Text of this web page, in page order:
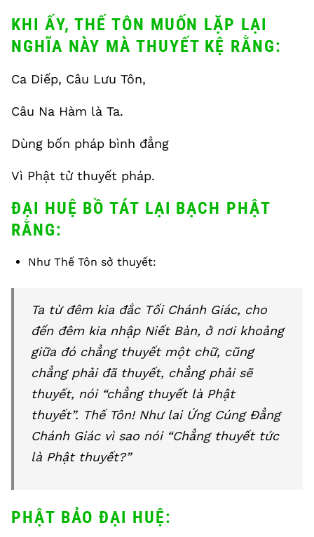
KHI ẤY, THẾ TÔN MUỐN LẶP LẠI
NGHĨA NÀY MÀ THUYẾT KỆ RẰNG:
Ca Diếp, Câu Lưu Tôn,
Câu Na Hàm là Ta.
Dùng bốn pháp bình đẳng
Vì Phật tử thuyết pháp.
ĐẠI HUỆ BỒ TÁT LẠI BẠCH PHẬT
RẰNG:
Như Thế Tôn sở thuyết:
Ta từ đêm kia đắc Tối Chánh Giác, cho
đến đêm kia nhập Niết Bàn, ở nơi khoảng
giữa đó chẳng thuyết một chữ, cũng
chẳng phải đã thuyết, chẳng phải sẽ
thuyết, nói “chẳng thuyết là Phật
thuyết”. Thế Tôn! Như lai Ứng Cúng Đẳng
Chánh Giác vì sao nói “Chẳng thuyết tức
là Phật thuyết?”
PHẬT BẢO ĐẠI HUỆ: